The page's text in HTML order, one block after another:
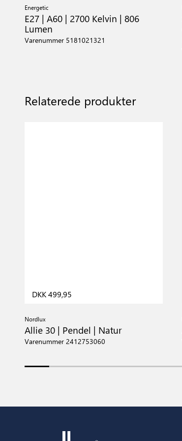
Energetic
E27 | A60 | 2700 Kelvin | 806
Lumen
Varenummer 5181021321
Relaterede produkter
DKK 499,95
Nordlux
Allie 30 | Pendel | Natur
Varenummer 2412753060